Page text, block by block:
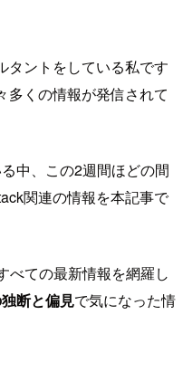
タントをしている私です
多くの情報が発信されて
中、この2週間ほどの間
関連の情報を本記事で
べての最新情報を網羅し
断と偏見で気になった情